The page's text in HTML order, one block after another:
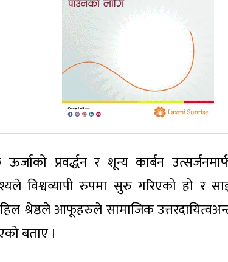
प्रवर्द्धन र शून्य कार्बन
विश्वव्यापी रुपमा सुरु गरिएको हो र
श्रेष्ठले आफूहरुले सामाजिक
बताए ।